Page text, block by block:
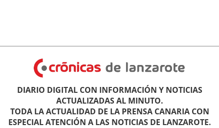
DIARIO DIGITAL CON INFORMACIÓN Y NOTICIAS
ACTUALIZADAS AL MINUTO.
TODA LA ACTUALIDAD DE LA PRENSA CANARIA CON
ESPECIAL ATENCIÓN A LAS NOTICIAS DE LANZAROTE.